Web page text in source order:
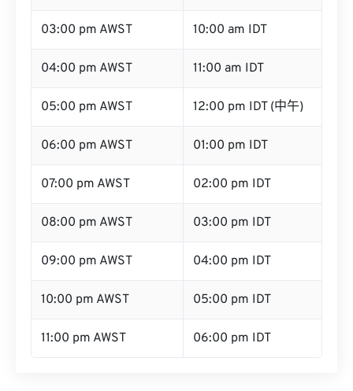
03:00 pm AWST 10:00 am IDT
04:00 pm AWST 11:00 am IDT
05:00 pm AWST 12:00 pm IDT (中午)
06:00 pm AWST 01:00 pm IDT
07:00 pm AWST 02:00 pm IDT
08:00 pm AWST 03:00 pm IDT
09:00 pm AWST 04:00 pm IDT
10:00 pm AWST 05:00 pm IDT
11:00 pm AWST 06:00 pm IDT